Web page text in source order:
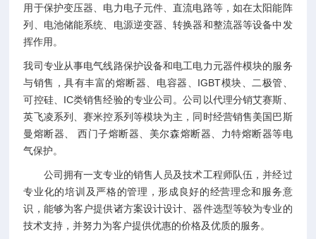
用于保护变压器、电力电子元件、直流电路等，如在太阳能阵
列、电池储能系统、电源逆变器、转换器和整流器等设备中发
挥作用。
我司专业从事电气线路保护设备和电工电力元器件模块的服务
与销售，具有丰富的熔断器、电容器、IGBT模块、二极管、
可控硅、IC类销售经验的专业公司。公司以代理分销艾赛斯、
英飞凌系列、赛米控系列等模块为主，同时经营销售美国巴斯
曼熔断器、 西门子熔断器、美尔森熔断器、力特熔断器等电
气保护。
公司拥有一支专业的销售人员及技术工程师队伍，并经过
专业化的培训及严格的管理，形成良好的经营理念和服务意
识，能够为客户提供诸方案设计设计、器件选型等较为专业的
技术支持，并努力为客户提供优惠的价格及优质的服务。